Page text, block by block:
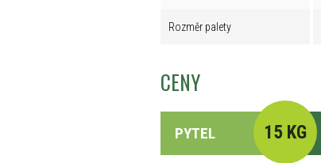
Rozměr palety
CENY
PYTEL 15 KG